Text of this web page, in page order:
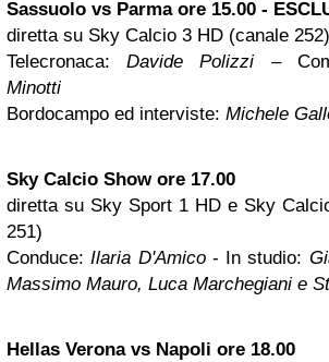
Sassuolo vs Parma ore 15.00 -
diretta su Sky Calcio 3 HD (canale 252)
Telecronaca: Davide Polizzi –
Minotti
Bordocampo ed interviste: Michele
Sky Calcio Show ore 17.00
diretta su Sky Sport 1 HD e Sky
251)
Conduce:Ilaria D'Amico- In studio:
Massimo Mauro, Luca Marchegiani e
Hellas Verona vs Napoli ore 18.00